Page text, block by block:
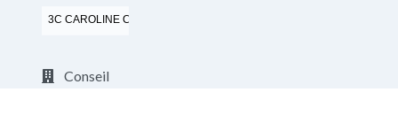
3C CAROLINE COACH CONSEIL
Conseil